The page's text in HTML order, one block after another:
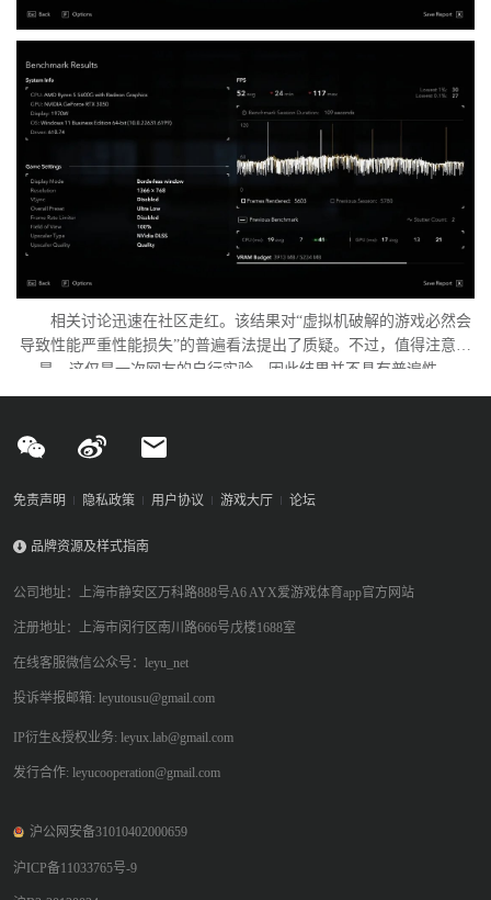
相关讨论迅速在社区走红。该结果对“虚拟机破解的游戏必然会
导致性能严重性能损失”的普遍看法提出了质疑。不过，值得注意的
是，这仅是一次网友的自行实验，因此结果并不具有普遍性。
免责声明 隐私政策 用户协议 游戏大厅 论坛
品牌资源及样式指南
公司地址：上海市静安区万科路888号A6 AYX爱游戏体育app官方网站
注册地址：上海市闵行区南川路666号戊楼1688室
在线客服微信公众号：leyu_net
投诉举报邮箱: leyutousu@gmail.com
IP衍生&授权业务: leyux.lab@gmail.com
发行合作: leyucooperation@gmail.com
沪公网安备31010402000659
沪ICP备11033765号-9